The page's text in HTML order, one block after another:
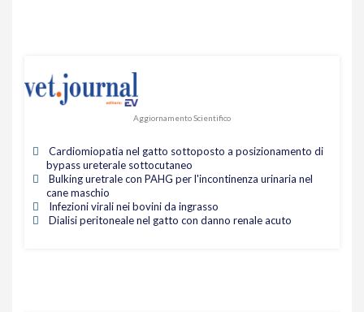
Aggiornamento Scientifico
Cardiomiopatia nel gatto sottoposto a posizionamento di
bypass ureterale sottocutaneo
Bulking uretrale con PAHG per l'incontinenza urinaria nel
cane maschio
Infezioni virali nei bovini da ingrasso
Dialisi peritoneale nel gatto con danno renale acuto